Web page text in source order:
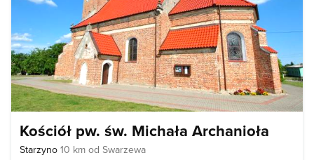
Kościół pw. św. Michała Archanioła
Starzyno 10 km od Swarzewa